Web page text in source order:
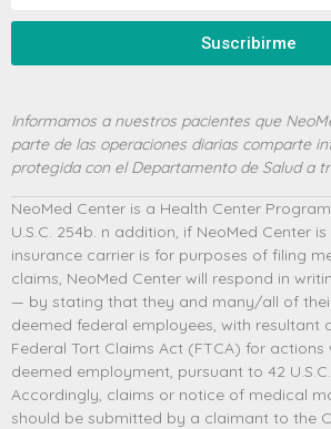
Suscribirme
Informamos a nuestros pacientes que
parte de las operaciones diarias comparte
protegida con el Departamento de Salud a
NeoMed Center is a Health Center
U.S.C. 254b. n addition, if NeoMed Center
insurance carrier is for purposes of filing
claims, NeoMed Center will respond in
— by stating that they and many/all of
deemed federal employees, with resultant
Federal Tort Claims Act (FTCA) for
deemed employment, pursuant to 42
Accordingly, claims or notice of medical
should be submitted by a claimant to the